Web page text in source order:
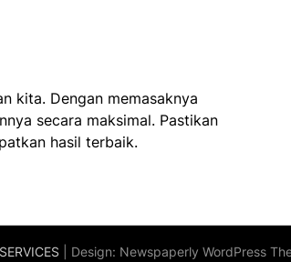
kita. Dengan memasaknya
secara maksimal. Pastikan
hasil terbaik.
| Design: Newspaperly WordPress